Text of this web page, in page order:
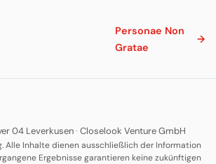
Personae Non
Gratae
→
04 Leverkusen· Closelook Venture GmbH
Alle Inhalte dienen ausschließlich der Information
Ergebnisse garantieren keine zukünftigen